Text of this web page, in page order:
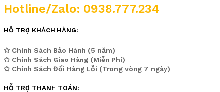
Hotline/Zalo: 0938.777.234
HỖ TRỢ KHÁCH HÀNG:
✩ Chính Sách Bảo Hành (5 năm)
✩ Chính Sách Giao Hàng (Miễn Phí)
✩ Chính Sách Đổi Hàng Lỗi (Trong vòng 7 ngày)
HỖ TRỢ THANH TOÁN: